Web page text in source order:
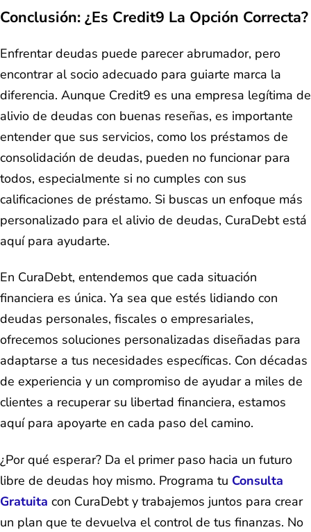
Conclusión: ¿Es Credit9 La Opción Correcta?
Enfrentar deudas puede parecer abrumador, pero
encontrar al socio adecuado para guiarte marca la
diferencia. Aunque Credit9 es una empresa legítima de
alivio de deudas con buenas reseñas, es importante
entender que sus servicios, como los préstamos de
consolidación de deudas, pueden no funcionar para
todos, especialmente si no cumples con sus
calificaciones de préstamo. Si buscas un enfoque más
personalizado para el alivio de deudas, CuraDebt está
aquí para ayudarte.
En CuraDebt, entendemos que cada situación
financiera es única. Ya sea que estés lidiando con
deudas personales, fiscales o empresariales,
ofrecemos soluciones personalizadas diseñadas para
adaptarse a tus necesidades específicas. Con décadas
de experiencia y un compromiso de ayudar a miles de
clientes a recuperar su libertad financiera, estamos
aquí para apoyarte en cada paso del camino.
¿Por qué esperar? Da el primer paso hacia un futuro
libre de deudas hoy mismo. Programa tu Consulta
Gratuita con CuraDebt y trabajemos juntos para crear
un plan que te devuelva el control de tus finanzas. No